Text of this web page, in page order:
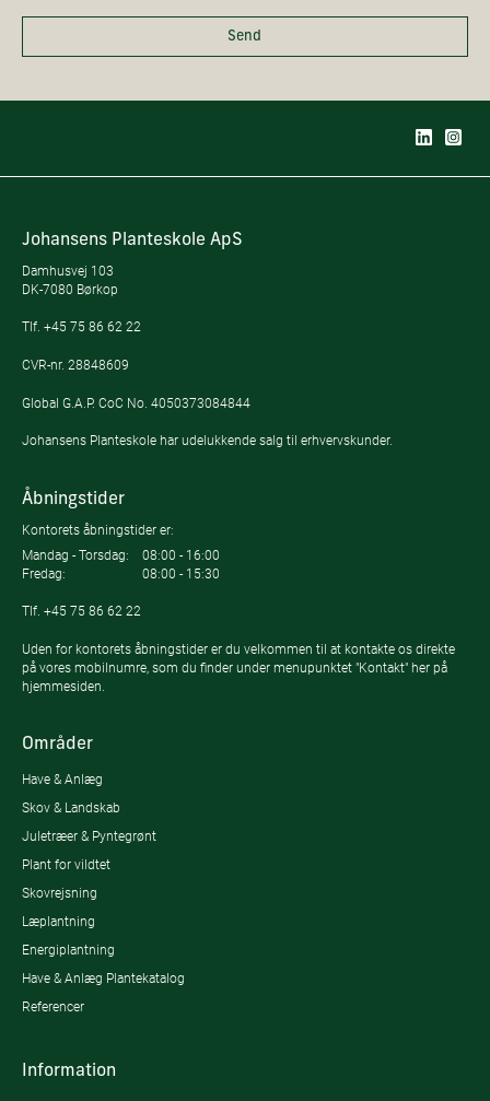
Send
Johansens Planteskole ApS
Damhusvej 103
DK-7080 Børkop
Tlf. +45 75 86 62 22
CVR-nr. 28848609
Global G.A.P. CoC No. 4050373084844
Johansens Planteskole har udelukkende salg til erhvervskunder.
Åbningstider
Kontorets åbningstider er:
Mandag - Torsdag:
08:00 - 16:00
Fredag:
08:00 - 15:30
Tlf. +45 75 86 62 22
Uden for kontorets åbningstider er du velkommen til at kontakte os direkte
på vores mobilnumre, som du finder under menupunktet "Kontakt" her på
hjemmesiden.
Områder
Have & Anlæg
Skov & Landskab
Juletræer & Pyntegrønt
Plant for vildtet
Skovrejsning
Læplantning
Energiplantning
Have & Anlæg Plantekatalog
Referencer
Information